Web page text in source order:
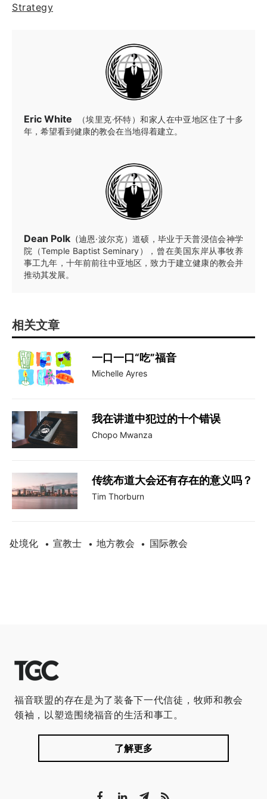
Strategy
Eric White
（埃里克·怀特）和家人在中亚地区住了十多
年，希望看到健康的教会在当地得着建立。
Dean Polk (迪恩·波尔克）道硕，毕业于天普浸信会神学
院（Temple Baptist Seminary），曾在美国东岸从事牧养
事工九年，十年前前往中亚地区，致力于建立健康的教会并
推动其发展。
相关文章
一口一口“吃”福音
Michelle Ayres
我在讲道中犯过的十个错误
Chopo Mwanza
传统布道大会还有存在的意义吗？
Tim Thorburn
处境化 • 宣教士 • 地方教会 • 国际教会
福音联盟的存在是为了装备下一代信徒，牧师和教会
领袖，以塑造围绕福音的生活和事工。
了解更多